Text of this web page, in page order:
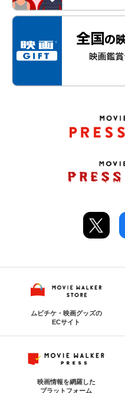
ムビチケ・映画グッズの
ECサイト
映画情報を網羅した
プラットフォーム